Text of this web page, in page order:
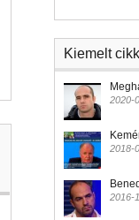
Kiemelt
2020-
2018-
2016-